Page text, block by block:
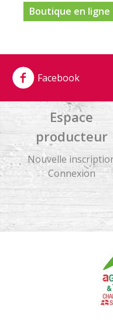
Boutique en ligne
Facebook
Espace
producteur
Nouvelle
Connexion